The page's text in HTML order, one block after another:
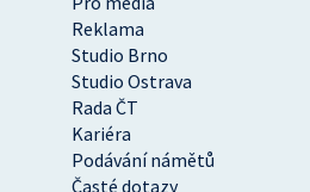
Reklama
Studio Brno
Studio Ostrava
Rada ČT
Kariéra
Podávání námětů
Časté dotazy